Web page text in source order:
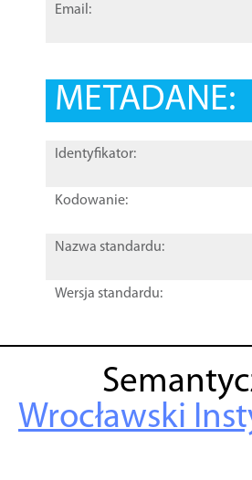
Email:
METADANE:
Identyfikator:
Kodowanie:
Nazwa standardu:
Wersja standardu:
Wrocławski